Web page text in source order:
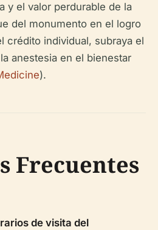
y el valor perdurable de la
del monumento en el logro
crédito individual, subraya el
anestesia en el bienestar
).
Frecuentes
de visita del